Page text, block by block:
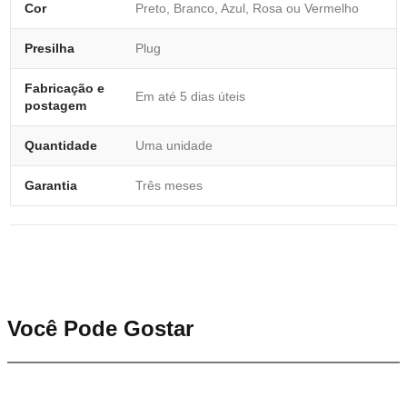
Cor Preto, Branco, Azul, Rosa ou Vermelho
Presilha Plug
Fabricação e
postagem
Em até 5 dias úteis
Quantidade Uma unidade
Garantia Três meses
Você Pode Gostar